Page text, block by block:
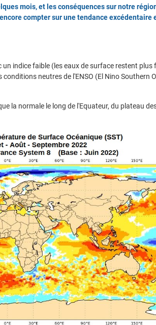
mois, et les conséquences sur notre
compter sur une tendance excédentaire
indice faible (les eaux de surface restent plus
neutres de l'ENSO (El Nino Southern
la normale le long de l'Equateur, du plateau